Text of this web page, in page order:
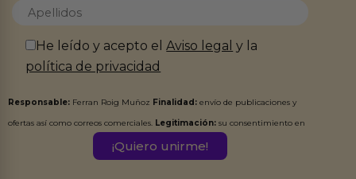
He leído y acepto elAviso legal y la
política de privacidad
Responsable: Ferran Roig Muñoz Finalidad: envío de publicaciones y
ofertas así como correos comerciales. Legitimación: su consentimiento en
Destinatarios:Ferran Roig Muñoz. Podrás ejercer tus